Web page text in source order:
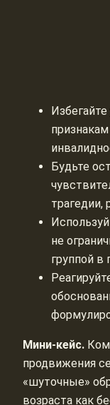
Будьте
трагедии,
не
группой в
Мини-кейс.
продвижения
«шуточные»
возраста как